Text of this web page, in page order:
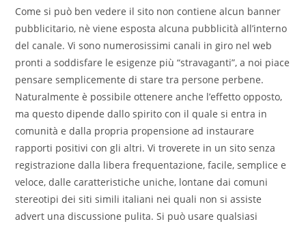
Come si può ben vedere il sito non contiene alcun banner
pubblicitario, nè viene esposta alcuna pubblicità all’interno
del canale. Vi sono numerosissimi canali in giro nel web
pronti a soddisfare le esigenze più “stravaganti”, a noi piace
pensare semplicemente di stare tra persone perbene.
Naturalmente è possibile ottenere anche l’effetto opposto,
ma questo dipende dallo spirito con il quale si entra in
comunità e dalla propria propensione ad instaurare
rapporti positivi con gli altri. Vi troverete in un sito senza
registrazione dalla libera frequentazione, facile, semplice e
veloce, dalle caratteristiche uniche, lontane dai comuni
stereotipi dei siti simili italiani nei quali non si assiste
advert una discussione pulita. Si può usare qualsiasi